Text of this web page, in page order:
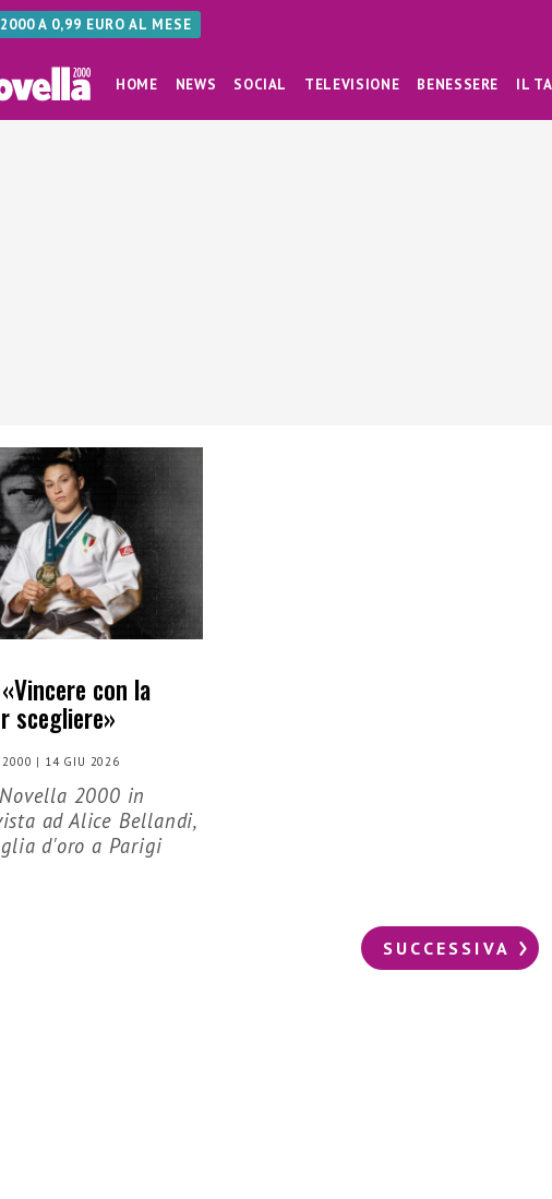
A 0,99 EURO AL MESE
HOME NEWS SOCIAL TELEVISIONE BENESSERE IL
con la
scegliere»
2000 | 14 GIU 2026
2000 in
ad Alice Bellandi,
d'oro a Parigi
SUCCESSIVA